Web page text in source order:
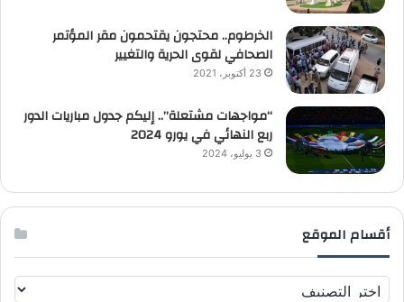
الخرطوم.. محتجون يقتحمون مقر المؤتمر
الصحافي لقوى الحرية والتغيير
23 أكتوبر، 2021
“مواجهات مشتعلة”.. إليكم جدول مباريات الدور
ربع النهائي في يورو 2024
3 يوليو، 2024
أقسام الموقع